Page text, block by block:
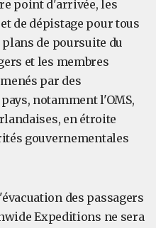
point d'arrivée, les
de dépistage pour tous
de poursuite du
et les membres
par des
notamment l'OMS,
en étroite
gouvernementales
des passagers
Expeditions ne sera